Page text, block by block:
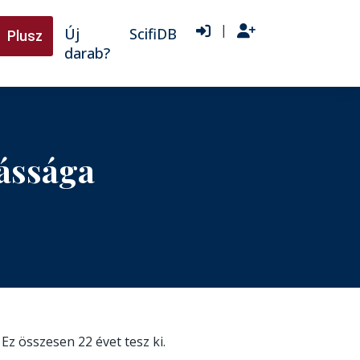
Plusz
Új
darab?
ScifiDB |
Ez összesen 22 évet tesz ki.